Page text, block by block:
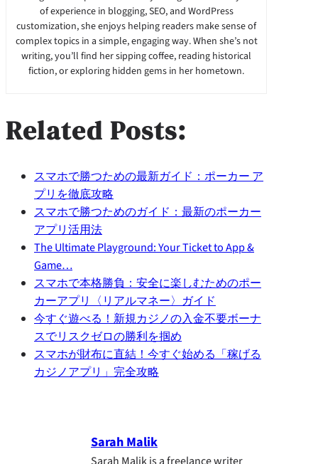
of experience in blogging, SEO, and WordPress
customization, she enjoys helping readers make sense of
complex topics in a simple, engaging way. When she’s not
writing, you’ll find her sipping coffee, reading historical
fiction, or exploring hidden gems in her hometown.
Related Posts:
スマホで勝つための最新ガイド：ポーカー ア
プリを徹底攻略
スマホで勝つためのガイド：最新のポーカー
アプリ活用法
The Ultimate Playground: Your Ticket to App &
Game…
スマホで本格勝負：安全に楽しむためのポー
カーアプリ〈リアルマネー〉ガイド
今すぐ遊べる！新規カジノの入金不要ボーナ
スでリスクゼロの勝利を掴め
スマホが財布に直結！今すぐ始める「稼げる
カジノアプリ」完全攻略
Sarah Malik